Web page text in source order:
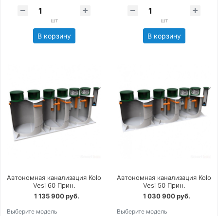
шт
В корзину
шт
В корзину
Автономная канализация Kolo
Vesi 60 Прин.
1 135 900 руб.
Выберите модель
Автономная канализация Kolo
Vesi 50 Прин.
1 030 900 руб.
Выберите модель